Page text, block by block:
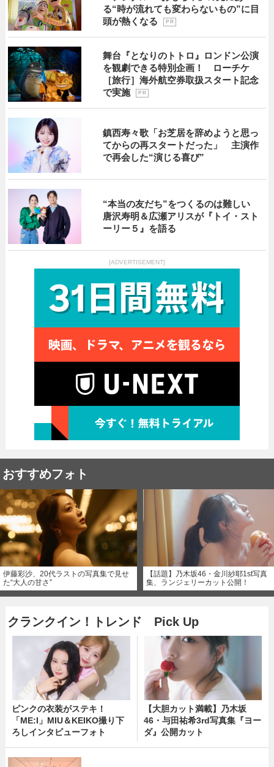
る“時が流れても変わらないもの”に目
頭が熱くなる
P R
舞台『となりのトトロ』ロンドン公演
を観劇できる特別企画！ ローチケ
［旅行］海外航空券取扱スタート記念
で実施
P R
鎮西寿々歌「お芝居を辞めようと思っ
てからの再スタートだった」 主演作
で再会した“演じる喜び”
“本当の友だち”をつくるのは難しい
唐沢寿明＆広瀬アリスが『トイ・スト
ーリー５』を語る
[ADVERTISEMENT]
おすすめフォト
伊藤彩沙、20代ラストの写真集で見せ
た“大人の甘さ”
【話題】乃木坂46・金川紗耶1st写真
集、ランジェリーカット公開！
クランクイン！トレンド Pick Up
ピンクの衣装がステキ！
「ME:I」MIU＆KEIKO撮り下
ろしインタビューフォト
【大胆カット満載】乃木坂
46・与田祐希3rd写真集『ヨー
ダ』公開カット